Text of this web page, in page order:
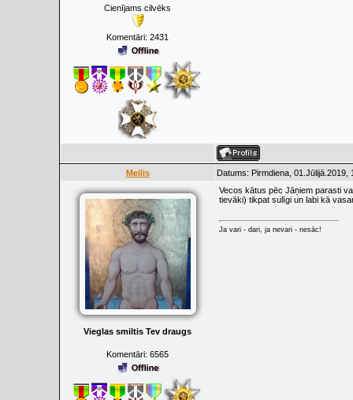
Cienījams cilvēks
Komentāri: 2431
Meilis Datums: Pirmdiena,
Vieglas smiltis Tev draugs
Komentāri: 6565
Vecos kātus pēc Jāņiem parasti
tievāki) tikpat sulīgi un labi kā
Ja vari - dari, ja nevari - nesāc!